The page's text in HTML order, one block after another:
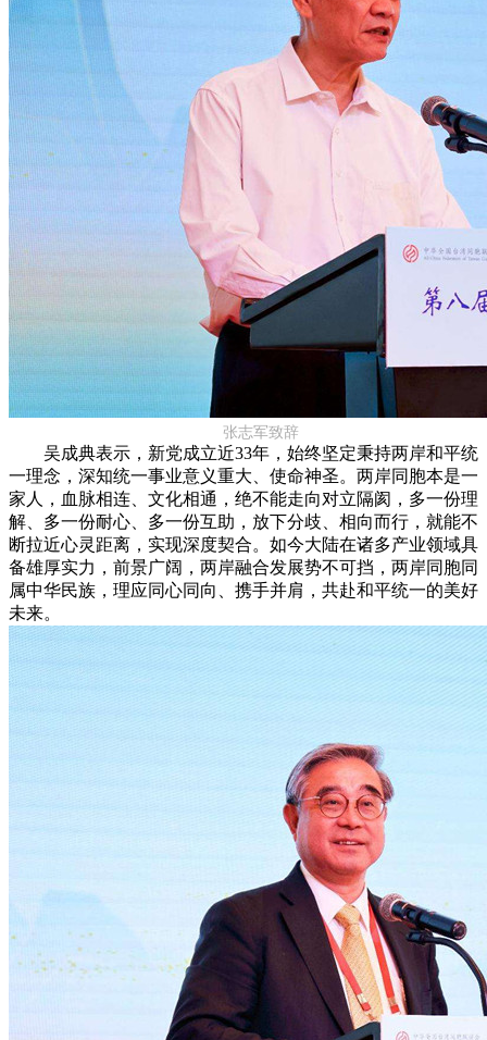
张志军致辞
吴成典表示，新党成立近33年，始终坚定秉持两岸和平统
一理念，深知统一事业意义重大、使命神圣。两岸同胞本是一
家人，血脉相连、文化相通，绝不能走向对立隔阂，多一份理
解、多一份耐心、多一份互助，放下分歧、相向而行，就能不
断拉近心灵距离，实现深度契合。如今大陆在诸多产业领域具
备雄厚实力，前景广阔，两岸融合发展势不可挡，两岸同胞同
属中华民族，理应同心同向、携手并肩，共赴和平统一的美好
未来。